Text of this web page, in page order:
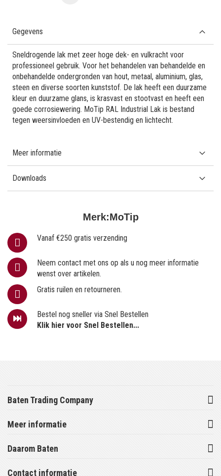
Merk:MoTip
Vanaf €250 gratis verzending
Neem contact met ons op als u nog meer informatie
wenst over artikelen.
Gratis ruilen en retourneren.
Bestel nog sneller via Snel Bestellen
Klik hier voor Snel Bestellen...
Gegevens
Sneldrogende lak met zeer hoge dek- en vulkracht voor
professioneel gebruik. Voor het behandelen van behandelde en
onbehandelde ondergronden van hout, metaal, aluminium, glas,
steen en diverse soorten kunststof. De lak heeft een duurzame
kleur en duurzame glans, is krasvast en stootvast en heeft een
goede corrosiewering. MoTip RAL Industrial Lak is bestand
tegen weersinvloeden en UV-bestendig en lichtecht.
Meer informatie
Downloads
Baten Trading Company
Meer informatie
Daarom Baten
Contact informatie